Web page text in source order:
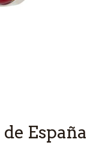
España